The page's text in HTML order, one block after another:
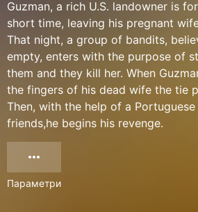
Guzman, a rich U.S. landowner is
short time, leaving his pregnant
That night, a group of bandits,
empty, enters with the purpose of
them and they kill her. When
the fingers of his dead wife the tie
Then, with the help of a
friends,he begins his revenge.
Параметри